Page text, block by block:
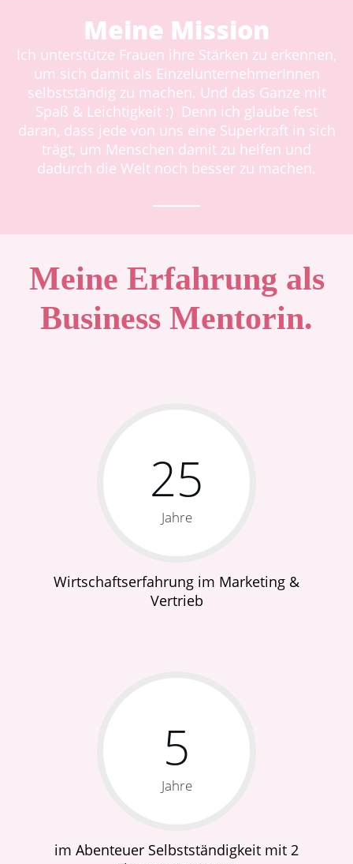
Meine Mission
Ich unterstütze Frauen ihre Stärken zu erkennen,
um sich damit als EinzelunternehmerInnen
selbstständig zu machen. Und das Ganze mit
Spaß & Leichtigkeit :) Denn ich glaube fest
daran, dass jede von uns eine Superkraft in sich
trägt, um Menschen damit zu helfen und
dadurch die Welt noch besser zu machen.
Meine Erfahrung als
Business Mentorin.
25
Jahre
Wirtschaftserfahrung im Marketing &
Vertrieb
5
Jahre
im Abenteuer Selbstständigkeit mit 2